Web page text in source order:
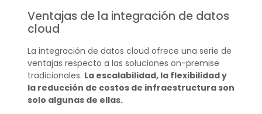
Ventajas de la integración de datos
cloud
La integración de datos cloud ofrece una serie de
ventajas respecto a las soluciones on-premise
tradicionales. La escalabilidad, la flexibilidad y
la reducción de costos de infraestructura son
solo algunas de ellas.